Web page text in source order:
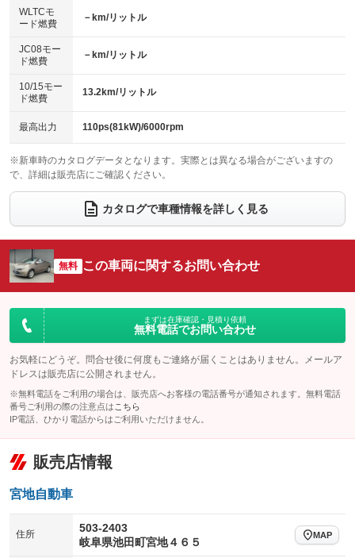
センターデフロック
：装備なし
電動格納ミラー
：装備なし
エアロ
：装備なし
：装備なし
パワーシート
ベンチシート
：装備なし
チップアップシート
：装備なし
：装備なし ：装備あり
ウォークスルー
：装備なし
電動リアゲート フロントカメラ
：装備なし
：装備なし ：装備なし
サイドカメラ
：装備なし ルーフレール
：装備なし
：装備なし
：装備なし
WLTCモ
ード燃費
－km/リットル
JC08モー
ド燃費
－km/リットル
10/15モー
ド燃費
13.2km/リットル
最高出力 110ps(81kW)/6000rpm
※新車時のカタログデータとなります。実際とは異なる場合がございますの
で、詳細は販売店にご確認ください。
カタログで車種情報を詳しく見る
無料 この車両に関するお問い合わせ
まずは在庫確認・見積り依頼
無料電話でお問い合わせ
お気軽にどうぞ。問合せ後に何度もご連絡が届くことはありません。メールア
ドレスは販売店に公開されません。
※無料電話をご利用の場合は、販売店へお客様の電話番号が通知されます。無料電話
番号ご利用の際の注意点は こちら
IP電話、ひかり電話からはご利用いただけません。
販売店情報
宮地自動車
住所
503-2403
岐阜県池田町宮地４６５
MAP